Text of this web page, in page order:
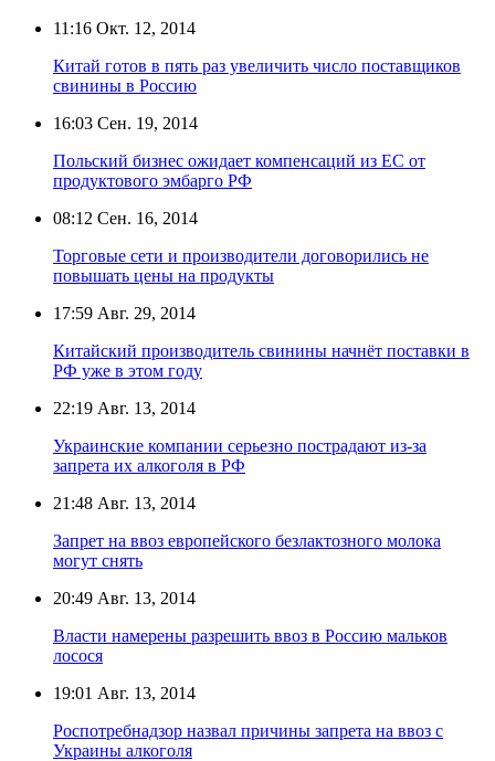
11:16 Окт. 12, 2014
Китай готов в пять раз увеличить число поставщиков
свинины в Россию
16:03 Сен. 19, 2014
Польский бизнес ожидает компенсаций из ЕС от
продуктового эмбарго РФ
08:12 Сен. 16, 2014
Торговые сети и производители договорились не
повышать цены на продукты
17:59 Авг. 29, 2014
Китайский производитель свинины начнёт поставки в
РФ уже в этом году
22:19 Авг. 13, 2014
Украинские компании серьезно пострадают из-за
запрета их алкоголя в РФ
21:48 Авг. 13, 2014
Запрет на ввоз европейского безлактозного молока
могут снять
20:49 Авг. 13, 2014
Власти намерены разрешить ввоз в Россию мальков
лосося
19:01 Авг. 13, 2014
Роспотребнадзор назвал причины запрета на ввоз с
Украины алкоголя